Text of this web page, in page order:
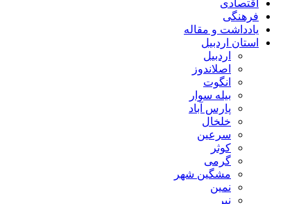
اقتصادی
فرهنگی
یادداشت و مقاله
استان اردبیل
اردبیل
اصلاندوز
انگوت
بیله سوار
پارس آباد
خلخال
سرعین
کوثر
گرمی
مشگین شهر
نمین
نیر